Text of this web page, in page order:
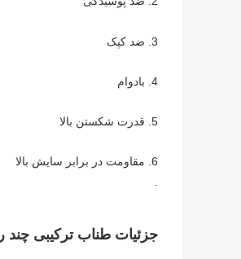
3. ضد کپک
4. بادوام
5. قدرت شکستن بالا
6. مقاومت در برابر سایش بالا
.
جزئیات طناب ترکیبی چند